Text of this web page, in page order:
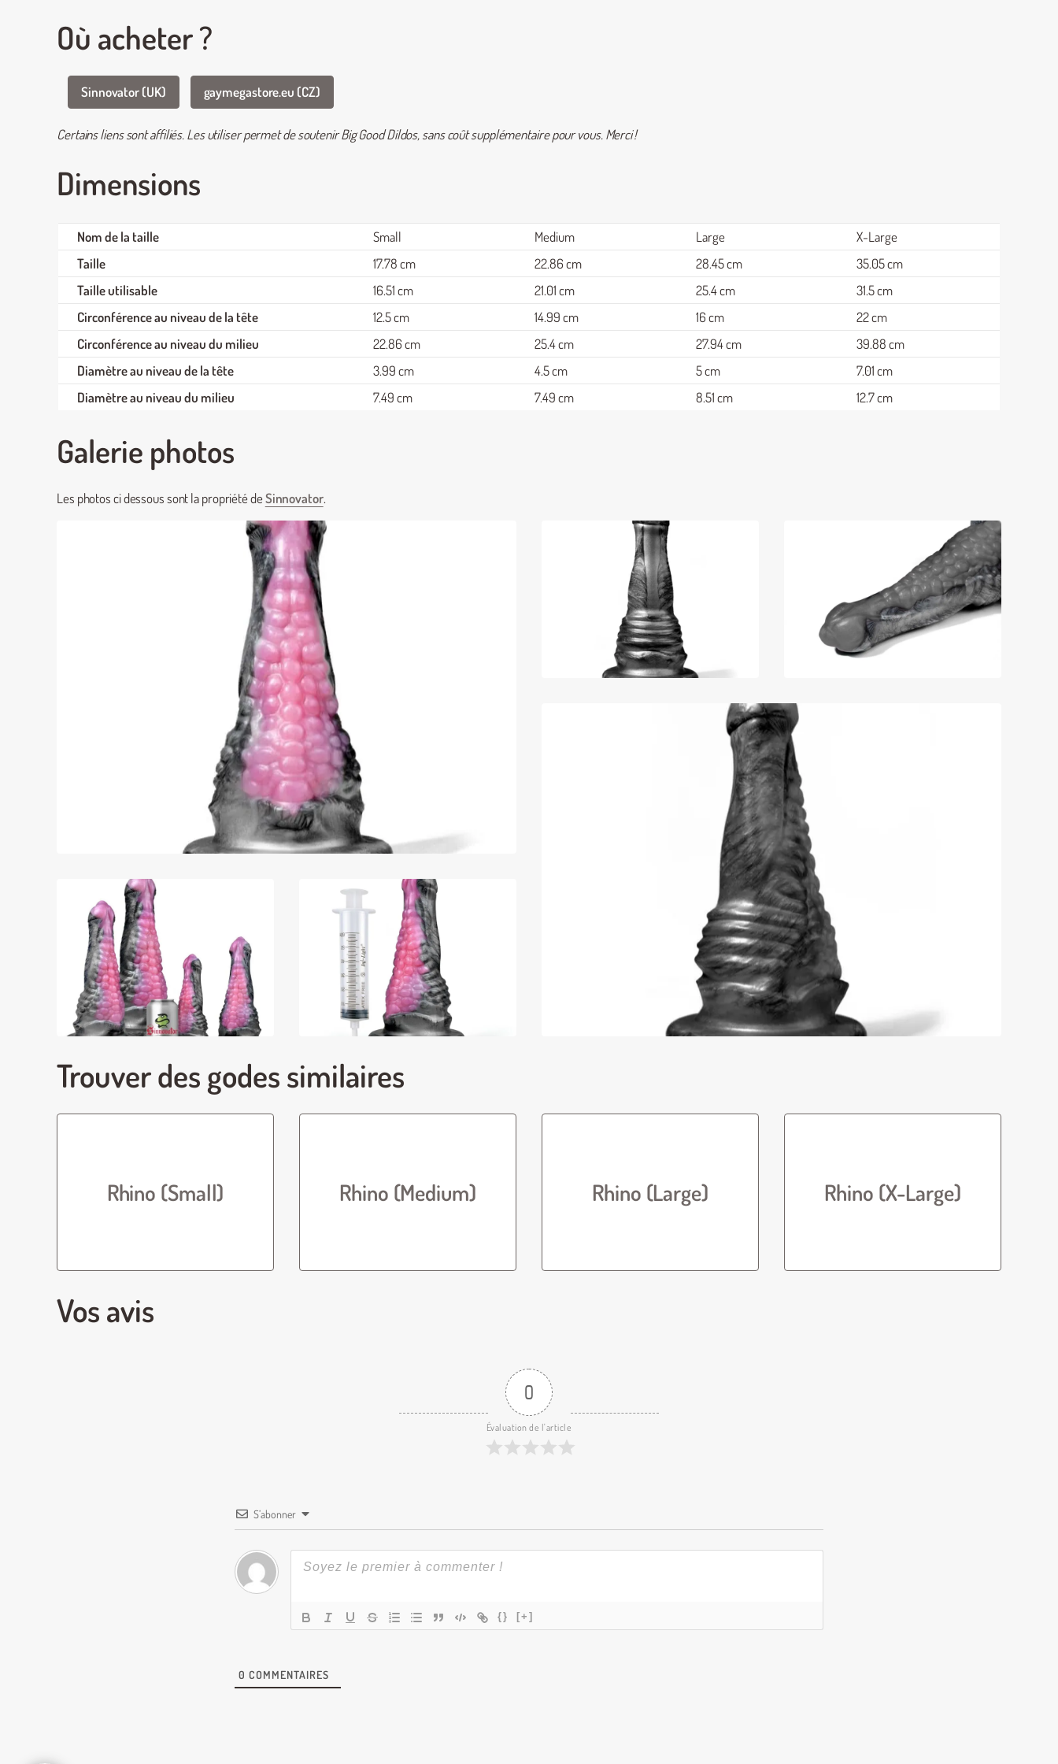
Où acheter ?
Sinnovator (UK) gaymegastore.eu (CZ)
Certains liens sont affiliés. Les utiliser permet de soutenir Big Good Dildos, sans coût supplémentaire pour vous. Merci !
Dimensions
Nom de la taille
Taille
Taille utilisable
Circonférence au niveau de la tête
Circonférence au niveau du milieu
Diamètre au niveau de la tête
Diamètre au niveau du milieu
Small
17.78 cm
16.51 cm
12.5 cm
22.86 cm
3.99 cm
7.49 cm
Medium
22.86 cm
21.01 cm
14.99 cm
25.4 cm
4.5 cm
7.49 cm
Large
28.45 cm
25.4 cm
16 cm
27.94 cm
5 cm
8.51 cm
X-Large
35.05 cm
31.5 cm
22 cm
39.88 cm
7.01 cm
12.7 cm
Galerie photos
Les photos ci dessous sont la propriété deSinnovator.
Trouver des godes similaires
Rhino (Small) Rhino (Medium) Rhino (Large) Rhino (X-Large)
Vos avis
0
Évaluation de l'article
S’abonner
{} [+]
0 COMMENTAIRES